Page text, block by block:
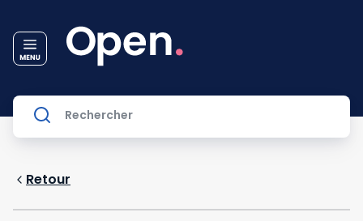
Retour